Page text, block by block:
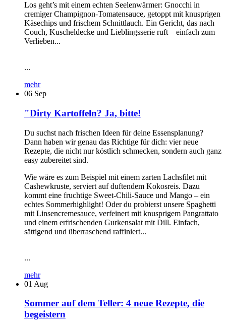
Los geht’s mit einem echten Seelenwärmer: Gnocchi in
cremiger Champignon-Tomatensauce, getoppt mit knusprigen
Käsechips und frischem Schnittlauch. Ein Gericht, das nach
Couch, Kuscheldecke und Lieblingsserie ruft – einfach zum
Verlieben...
...
mehr
06 Sep
"Dirty Kartoffeln? Ja, bitte!
Du suchst nach frischen Ideen für deine Essensplanung?
Dann haben wir genau das Richtige für dich: vier neue
Rezepte, die nicht nur köstlich schmecken, sondern auch ganz
easy zubereitet sind.
Wie wäre es zum Beispiel mit einem zarten Lachsfilet mit
Cashewkruste, serviert auf duftendem Kokosreis. Dazu
kommt eine fruchtige Sweet-Chili-Sauce und Mango – ein
echtes Sommerhighlight! Oder du probierst unsere Spaghetti
mit Linsencremesauce, verfeinert mit knusprigem Pangrattato
und einem erfrischenden Gurkensalat mit Dill. Einfach,
sättigend und überraschend raffiniert...
...
mehr
01 Aug
Sommer auf dem Teller: 4 neue Rezepte, die
begeistern